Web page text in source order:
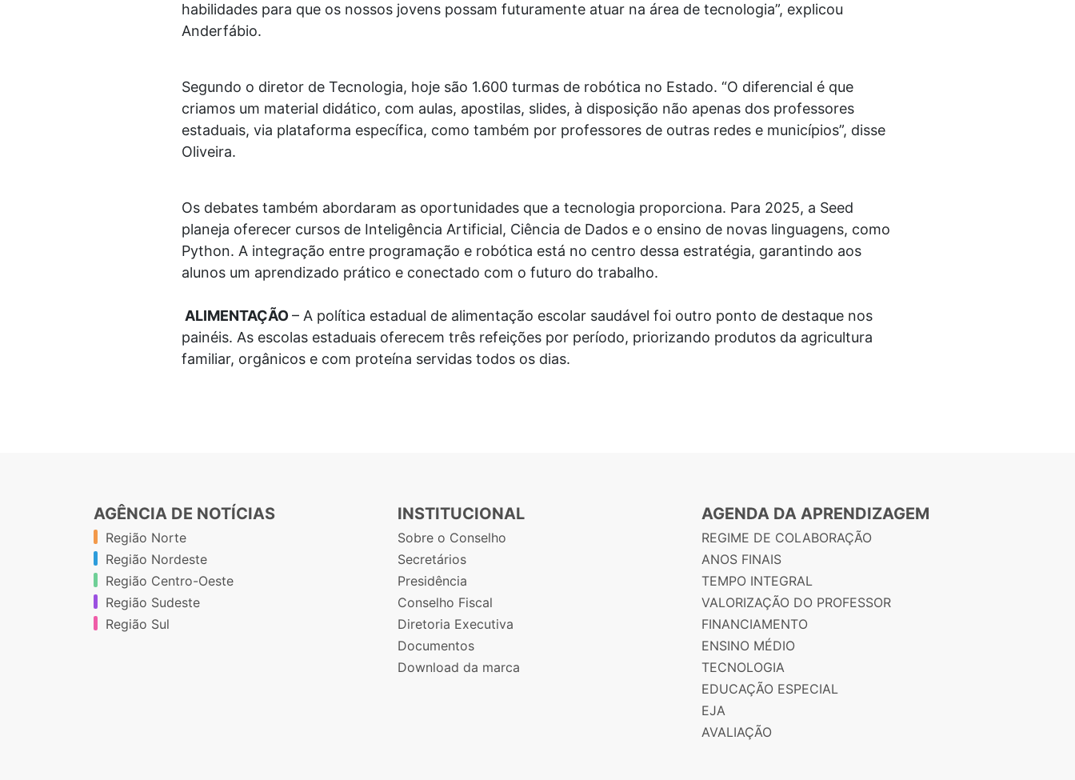
habilidades para que os nossos jovens possam futuramente atuar na área de tecnologia”, explicou
Anderfábio.
Segundo o diretor de Tecnologia, hoje são 1.600 turmas de robótica no Estado. “O diferencial é que
criamos um material didático, com aulas, apostilas, slides, à disposição não apenas dos professores
estaduais, via plataforma específica, como também por professores de outras redes e municípios”, disse
Oliveira.
Os debates também abordaram as oportunidades que a tecnologia proporciona. Para 2025, a Seed
planeja oferecer cursos de Inteligência Artificial, Ciência de Dados e o ensino de novas linguagens, como
Python. A integração entre programação e robótica está no centro dessa estratégia, garantindo aos
alunos um aprendizado prático e conectado com o futuro do trabalho.
ALIMENTAÇÃO– A política estadual de alimentação escolar saudável foi outro ponto de destaque nos
painéis. As escolas estaduais oferecem três refeições por período, priorizando produtos da agricultura
familiar, orgânicos e com proteína servidas todos os dias.
AGÊNCIA DE NOTÍCIAS
Região Norte
Região Nordeste
Região Centro-Oeste
Região Sudeste
Região Sul
INSTITUCIONAL
Sobre o Conselho
Secretários
Presidência
Conselho Fiscal
Diretoria Executiva
Documentos
Download da marca
AGENDA DA APRENDIZAGEM
REGIME DE COLABORAÇÃO
ANOS FINAIS
TEMPO INTEGRAL
VALORIZAÇÃO DO PROFESSOR
FINANCIAMENTO
ENSINO MÉDIO
TECNOLOGIA
EDUCAÇÃO ESPECIAL
EJA
AVALIAÇÃO